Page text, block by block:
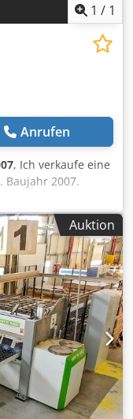
1 / 1
Anrufen
, Ich verkaufe eine
Baujahr 2007.
75mm. Chjdsvw
2,2kW
Gripper mit
von
gleich.
Auktion